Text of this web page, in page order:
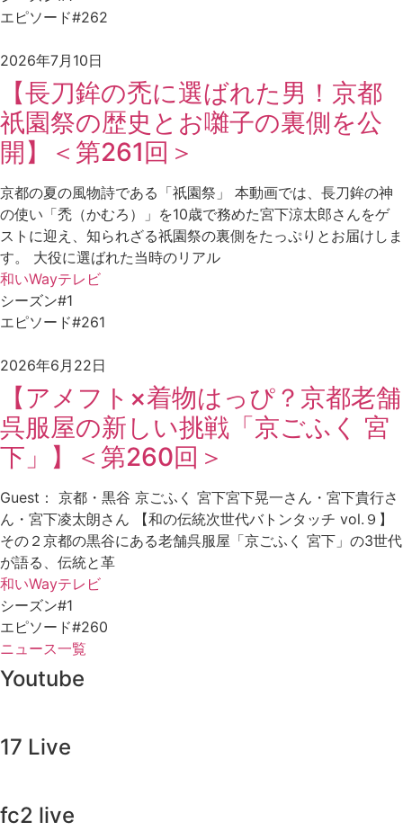
エピソード#262
2026年7月10日
【長刀鉾の禿に選ばれた男！京都
祇園祭の歴史とお囃子の裏側を公
開】＜第261回＞
京都の夏の風物詩である「祇園祭」 本動画では、長刀鉾の神
の使い「禿（かむろ）」を10歳で務めた宮下涼太郎さんをゲ
ストに迎え、知られざる祇園祭の裏側をたっぷりとお届けしま
す。 大役に選ばれた当時のリアル
和いWayテレビ
シーズン#1
エピソード#261
2026年6月22日
【アメフト×着物はっぴ？京都老舗
呉服屋の新しい挑戦「京ごふく 宮
下」】＜第260回＞
Guest： 京都・黒谷 京ごふく 宮下宮下晃一さん・宮下貴行さ
ん・宮下凌太朗さん 【和の伝統次世代バトンタッチ vol.９】
その２京都の黒谷にある老舗呉服屋「京ごふく 宮下」の3世代
が語る、伝統と革
和いWayテレビ
シーズン#1
エピソード#260
ニュース一覧
Youtube
17 Live
fc2 live